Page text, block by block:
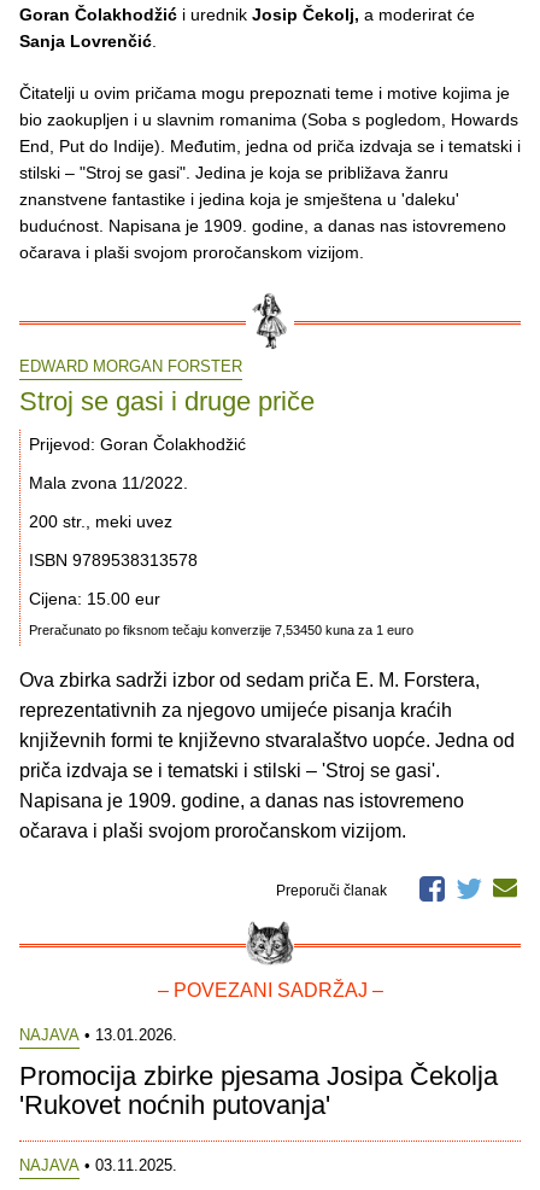
Goran Čolakhodžić i urednik Josip Čekolj, a moderirat će
Sanja Lovrenčić.
Čitatelji u ovim pričama mogu prepoznati teme i motive kojima je
bio zaokupljen i u slavnim romanima (Soba s pogledom, Howards
End, Put do Indije). Međutim, jedna od priča izdvaja se i tematski i
stilski – "Stroj se gasi". Jedina je koja se približava žanru
znanstvene fantastike i jedina koja je smještena u 'daleku'
budućnost. Napisana je 1909. godine, a danas nas istovremeno
očarava i plaši svojom proročanskom vizijom.
EDWARD MORGAN FORSTER
Stroj se gasi i druge priče
Prijevod: Goran Čolakhodžić
Mala zvona 11/2022.
200 str., meki uvez
ISBN 9789538313578
Cijena: 15.00 eur
Preračunato po fiksnom tečaju konverzije 7,53450 kuna za 1 euro
Ova zbirka sadrži izbor od sedam priča E. M. Forstera,
reprezentativnih za njegovo umijeće pisanja kraćih
književnih formi te književno stvaralaštvo uopće. Jedna od
priča izdvaja se i tematski i stilski – 'Stroj se gasi'.
Napisana je 1909. godine, a danas nas istovremeno
očarava i plaši svojom proročanskom vizijom.
Preporuči članak
– POVEZANI SADRŽAJ –
NAJAVA • 13.01.2026.
Promocija zbirke pjesama Josipa Čekolja
'Rukovet noćnih putovanja'
NAJAVA • 03.11.2025.